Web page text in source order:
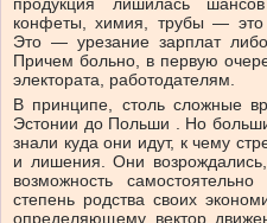
продукция лишилась
конфеты, химия, трубы — это
Это — урезание зарплат
Причем больно, в первую
электората, работодателям.
В принципе, столь сложные
Эстонии до Польши . Но
знали куда они идут, к чему
и лишения. Они
возможность
степень родства своих
определяющему вектор